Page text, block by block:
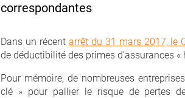
correspondantes
Dans un récent arrêt du 31 mars 2017, le
de déductibilité des primes d’assurances
Pour mémoire, de nombreuses
clé » pour pallier le risque de pertes